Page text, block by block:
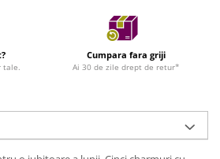
tale.
Cumpara fara griji
Ai 30 de zile drept de retur*